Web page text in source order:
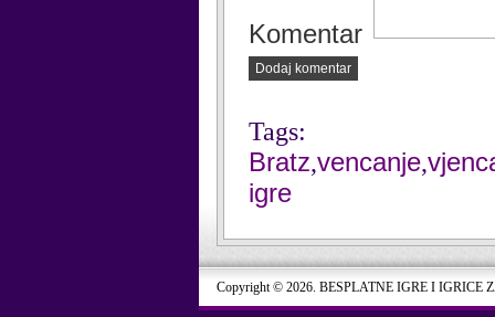
Komentar
Dodaj komentar
Tags:
Bratz,vencanje,
igre
Copyright © 2026. BESPLATNE IGRE I IGRICE